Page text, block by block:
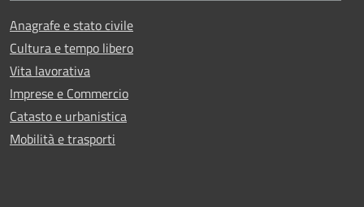
Anagrafe e stato civile
Cultura e tempo libero
Vita lavorativa
Imprese e Commercio
Catasto e urbanistica
Mobilità e trasporti